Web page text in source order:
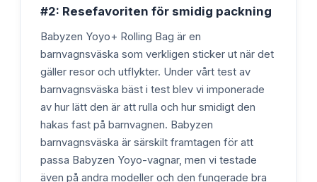
#2: Resefavoriten för smidig packning
Babyzen Yoyo+ Rolling Bag är en
barnvagnsväska som verkligen sticker ut när det
gäller resor och utflykter. Under vårt test av
barnvagnsväska bäst i test blev vi imponerade
av hur lätt den är att rulla och hur smidigt den
hakas fast på barnvagnen. Babyzen
barnvagnsväska är särskilt framtagen för att
passa Babyzen Yoyo-vagnar, men vi testade
även på andra modeller och den fungerade bra